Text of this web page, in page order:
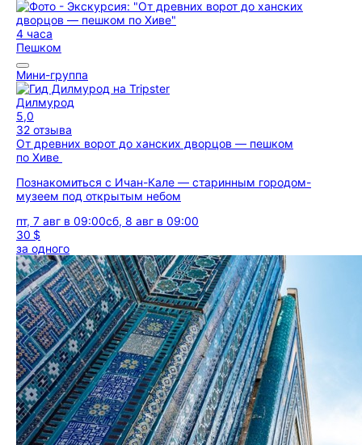
4 часа
Пешком
Мини-группа
Дилмурод
5,0
32 отзыва
От древних ворот до ханских дворцов — пешком
по Хиве
Познакомиться с Ичан-Кале — старинным городом-
музеем под открытым небом
пт, 7 авг в 09:00сб, 8 авг в 09:00
30 $
за одного